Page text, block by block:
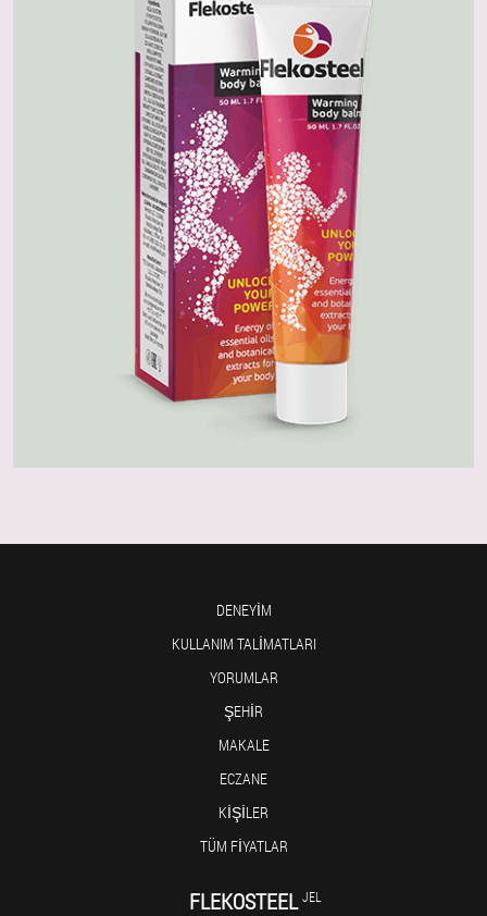
DENEYIM
KULLANIM TALIMATLARI
YORUMLAR
ŞEHIR
MAKALE
ECZANE
KIŞILER
TÜM FIYATLAR
FLEKOSTEEL JEL